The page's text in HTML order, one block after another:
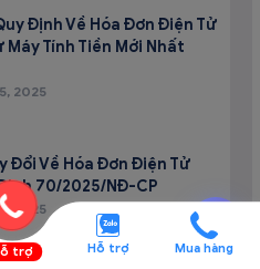
Định Về Hóa Đơn Điện Tử
Máy Tính Tiền Mới Nhất
2025
Đổi Về Hóa Đơn Điện Tử
70/2025/NĐ-CP
2025
trợ Hỗ trợ Mua hàng
💬